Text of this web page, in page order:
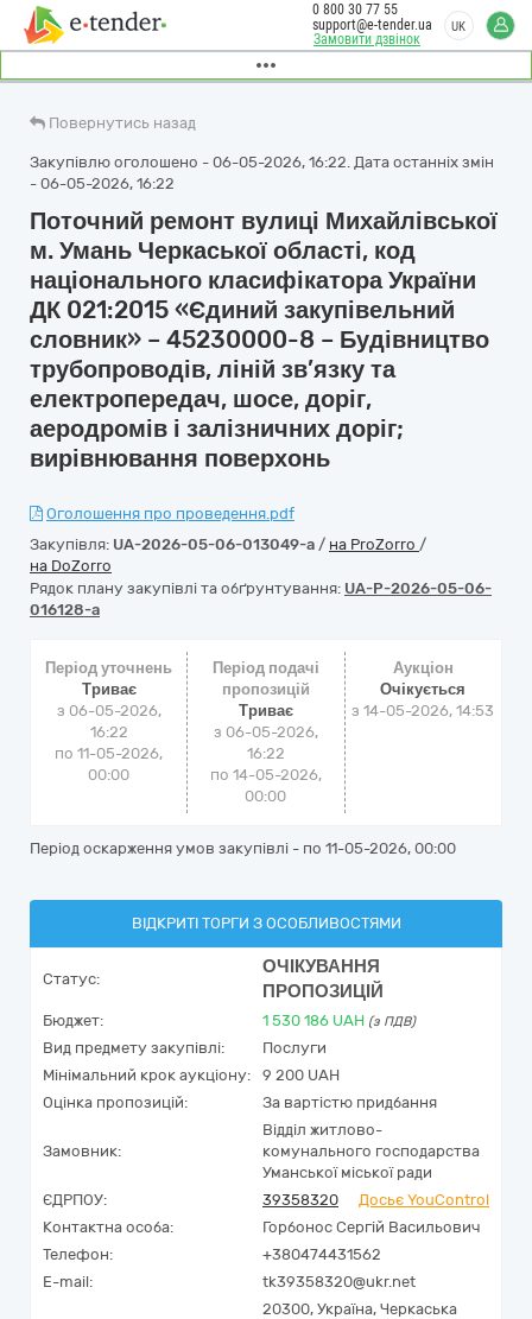
Замовити дзвінок
0 800 30 77 55
support@e-tender.ua
UK
Повернутись назад
Закупівлю оголошено - 06-05-2026, 16:22. Дата останніх змін
- 06-05-2026, 16:22
Поточний ремонт вулиці Михайлівської
м. Умань Черкаської області, код
національного класифікатора України
ДК 021:2015 «Єдиний закупівельний
словник» – 45230000-8 – Будівництво
трубопроводів, ліній зв’язку та
електропередач, шосе, доріг,
аеродромів і залізничних доріг;
вирівнювання поверхонь
Оголошення про проведення.pdf
Закупівля: UA-2026-05-06-013049-a / на ProZorro /
на DoZorro
Рядок плану закупівлі та обґрунтування: UA-P-2026-05-06-
016128-a
Період уточнень
Триває
з 06-05-2026,
16:22
по 11-05-2026,
00:00
Період подачі
пропозицій
Триває
з 06-05-2026,
16:22
по 14-05-2026,
00:00
Аукціон
Очікується
з14-05-2026, 14:53
Період оскарження умов закупівлі - по 11-05-2026, 00:00
ВІДКРИТІ ТОРГИ З ОСОБЛИВОСТЯМИ
Статус:
ОЧІКУВАННЯ
ПРОПОЗИЦІЙ
Бюджет: 1 530 186 UAH (з ПДВ)
Вид предмету закупівлі:
Послуги
Мінімальний крок аукціону:
9 200 UAH
Оцінка пропозицій:
За вартістю придбання
Замовник:
Відділ житлово-
комунального господарства
Уманської міської ради
ЄДРПОУ:
39358320
Досьє YouControl
Контактна особа:
Горбонос Сергій Васильович
Телефон:
+380474431562
E-mail:
tk39358320@ukr.net
20300, Україна, Черкаська